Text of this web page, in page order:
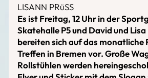
LISANN PRüSS
Es ist Freitag, 12 Uhr in der
Skatehalle P5 und David und Lisa
bereiten sich auf das
Treffen in Bremen vor. Große
Rollstühlen werden